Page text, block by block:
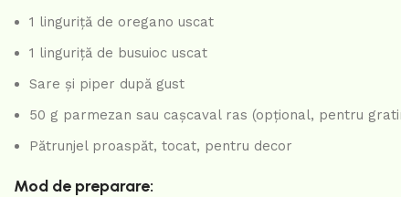
1 linguriță de oregano uscat
1 linguriță de busuioc uscat
Sare și piper după gust
50 g parmezan sau cașcaval ras (opțional, pentru
Pătrunjel proaspăt, tocat, pentru decor
Mod de preparare: